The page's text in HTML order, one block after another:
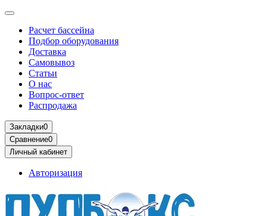
Расчет бассейна
Подбор оборудования
Доставка
Самовывоз
Статьи
О нас
Вопрос-ответ
Распродажа
Закладки0
Сравнение0
Личный кабинет
Авторизация